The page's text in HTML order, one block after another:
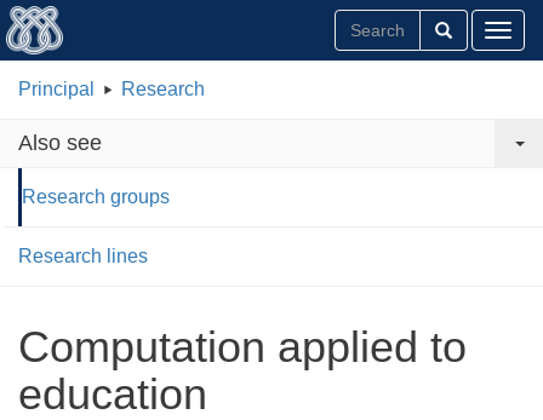
Principal Research
Also see
Research groups
Research lines
Computation applied to
education